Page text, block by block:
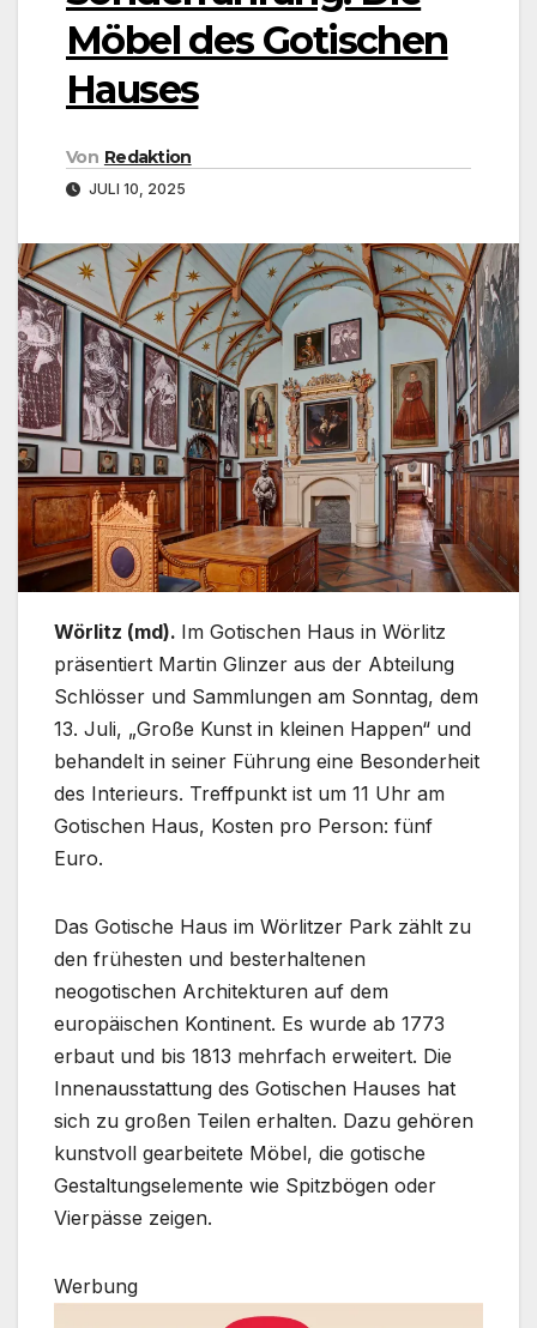
Möbel des Gotischen
Hauses
Von Redaktion
JULI 10, 2025
Wörlitz (md). Im Gotischen Haus in Wörlitz
präsentiert Martin Glinzer aus der Abteilung
Schlösser und Sammlungen am Sonntag, dem
13. Juli, „Große Kunst in kleinen Happen“ und
behandelt in seiner Führung eine Besonderheit
des Interieurs. Treffpunkt ist um 11 Uhr am
Gotischen Haus, Kosten pro Person: fünf
Euro.
Das Gotische Haus im Wörlitzer Park zählt zu
den frühesten und besterhaltenen
neogotischen Architekturen auf dem
europäischen Kontinent. Es wurde ab 1773
erbaut und bis 1813 mehrfach erweitert. Die
Innenausstattung des Gotischen Hauses hat
sich zu großen Teilen erhalten. Dazu gehören
kunstvoll gearbeitete Möbel, die gotische
Gestaltungselemente wie Spitzbögen oder
Vierpässe zeigen.
Werbung